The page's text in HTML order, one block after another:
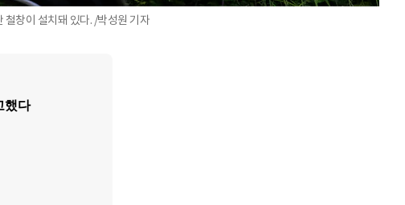
철창이 설치돼 있다. /박성원 기자
했다